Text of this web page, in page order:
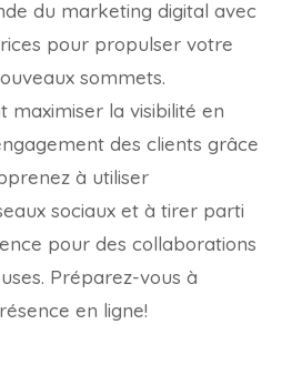
du marketing digital avec
pour propulser votre
sommets.
maximiser la visibilité en
des clients grâce
à utiliser
sociaux et à tirer parti
pour des collaborations
Préparez-vous à
en ligne!